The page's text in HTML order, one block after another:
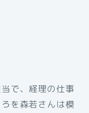
で、経理の仕事
を森若さんは模